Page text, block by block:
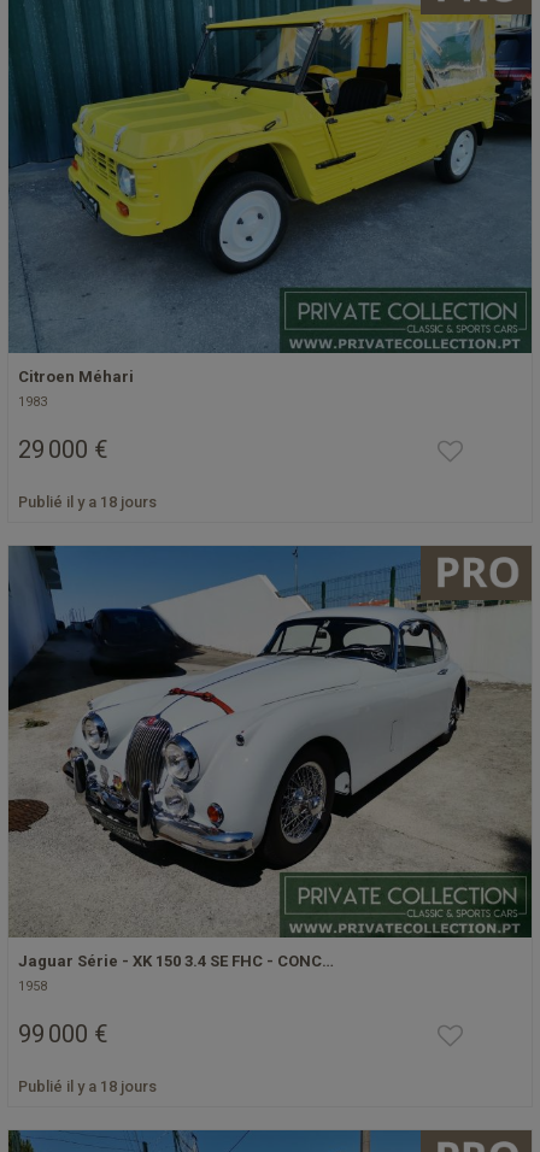
Citroen Méhari
1983
29 000 €
Publié il y a 18 jours
Jaguar Série - XK 150 3.4 SE FHC - CONC…
1958
99 000 €
Publié il y a 18 jours